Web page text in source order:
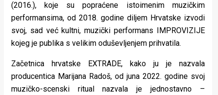
(2016.), koje su popraćene istoimenim muzičkim
performansima, od 2018. godine diljem Hrvatske izvodi
svoj, sad već kultni, muzički performans IMPROVIZIJE
kojeg je publika s velikim oduševljenjem prihvatila.
Začetnica hrvatske EXTRADE, kako ju je nazvala
producentica Marijana Radoš, od juna 2022. godine svoj
muzičko-scenski ritual nazvala je jednostavno –